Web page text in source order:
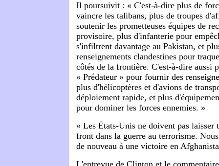
Il poursuivit : « C'est-à-dire plus de
vaincre les talibans, plus de troupes
soutenir les prometteuses équipes de
provisoire, plus d'infanterie pour
s'infiltrent davantage au Pakistan, et
renseignements clandestines pour
côtés de la frontière. C'est-à-dire aussi
« Prédateur » pour fournir des
plus d'hélicoptères et d'avions de
déploiement rapide, et plus
pour dominer les forces ennemies. »
« Les États-Unis ne doivent pas laisser
front dans la guerre au terrorisme.
de nouveau à une victoire en